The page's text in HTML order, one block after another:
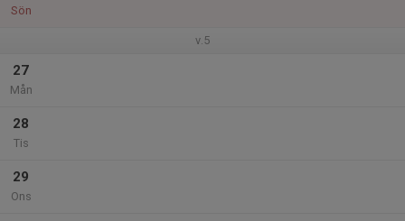
Sön
v.5
27
Mån
28
Tis
29
Ons